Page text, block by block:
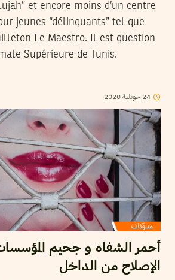
et encore moins d’un centre
jeunes “délinquants” tel que
Le Maestro. Il est question
Supérieure de Tunis.
24 جويلية2020
أحمر الشفاه و جحيم
الإصلاح من الداخل